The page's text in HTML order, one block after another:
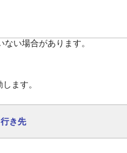
い場合があります。
ます。
き先